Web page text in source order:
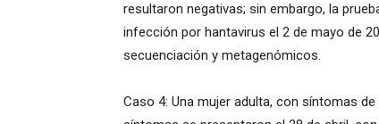
resultaron negativas; sin embargo, la
infección por hantavirus el 2 de mayo de
secuenciación y metagenómicos.
Caso 4: Una mujer adulta, con síntomas